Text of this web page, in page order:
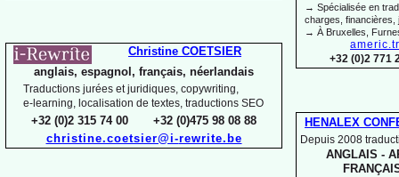
→ Spécialisée en
charges, financières,
→ À Bruxelles,
+32 (0)2 771
HENALEX
Depuis 2008
ANGLAIS -
Christine COETSIER
anglais, espagnol, français, néerlandais
Traductions jurées et juridiques, copywriting,
e- learning, localisation de textes, traductions SEO
+32 (0)2 315 74 00 +32 (0)475 98 08 88
christine.coetsier@i-rewrite.be